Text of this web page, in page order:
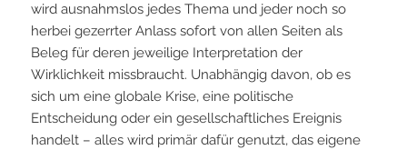
wird ausnahmslos jedes Thema und jeder noch so
herbei gezerrter Anlass sofort von allen Seiten als
Beleg für deren jeweilige Interpretation der
Wirklichkeit missbraucht. Unabhängig davon, ob es
sich um eine globale Krise, eine politische
Entscheidung oder ein gesellschaftliches Ereignis
handelt – alles wird primär dafür genutzt, das eigene